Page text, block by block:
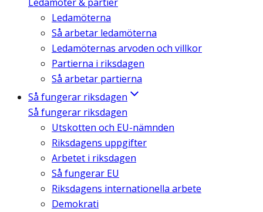
Ledamöterna
Så arbetar ledamöterna
Ledamöternas arvoden och villkor
Partierna i riksdagen
Så arbetar partierna
Så fungerar riksdagen
Så fungerar riksdagen
Utskotten och EU-nämnden
Riksdagens uppgifter
Arbetet i riksdagen
Så fungerar EU
Riksdagens internationella arbete
Demokrati